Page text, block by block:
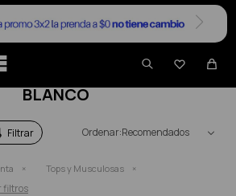

EN SALE EN COLOR
BLANCO
Recomendados
Tops y Musculosas
filtros